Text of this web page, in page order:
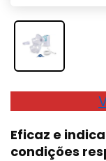
Eficaz e
condições